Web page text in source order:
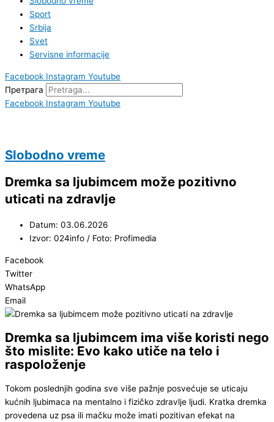
Sport
Srbija
Svet
Servisne informacije
Facebook Instagram Youtube
Претрага
Facebook Instagram Youtube
Slobodno vreme
Dremka sa ljubimcem može pozitivno
uticati na zdravlje
Datum: 03.06.2026
Izvor: 024info / Foto: Profimedia
Facebook
Twitter
WhatsApp
Email
Dremka sa ljubimcem ima više koristi nego
što mislite: Evo kako utiče na telo i
raspoloženje
Tokom poslednjih godina sve više pažnje posvećuje se uticaju
kućnih ljubimaca na mentalno i fizičko zdravlje ljudi. Kratka dremka
provedena uz psa ili mačku može imati pozitivan efekat na